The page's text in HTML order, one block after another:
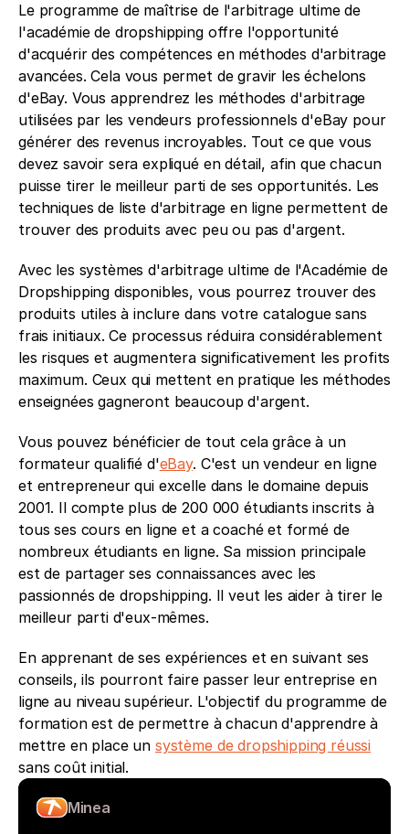
Le programme de maîtrise de l'arbitrage ultime de
l'académie de dropshipping offre l'opportunité
d'acquérir des compétences en méthodes d'arbitrage
avancées. Cela vous permet de gravir les échelons
d'eBay. Vous apprendrez les méthodes d'arbitrage
utilisées par les vendeurs professionnels d'eBay pour
générer des revenus incroyables. Tout ce que vous
devez savoir sera expliqué en détail, afin que chacun
puisse tirer le meilleur parti de ses opportunités. Les
techniques de liste d'arbitrage en ligne permettent de
trouver des produits avec peu ou pas d'argent.
Avec les systèmes d'arbitrage ultime de l'Académie de
Dropshipping disponibles, vous pourrez trouver des
produits utiles à inclure dans votre catalogue sans
frais initiaux. Ce processus réduira considérablement
les risques et augmentera significativement les profits
maximum. Ceux qui mettent en pratique les méthodes
enseignées gagneront beaucoup d'argent.
Vous pouvez bénéficier de tout cela grâce à un
formateur qualifié d'eBay. C'est un vendeur en ligne
et entrepreneur qui excelle dans le domaine depuis
2001. Il compte plus de 200 000 étudiants inscrits à
tous ses cours en ligne et a coaché et formé de
nombreux étudiants en ligne. Sa mission principale
est de partager ses connaissances avec les
passionnés de dropshipping. Il veut les aider à tirer le
meilleur parti d'eux-mêmes.
En apprenant de ses expériences et en suivant ses
conseils, ils pourront faire passer leur entreprise en
ligne au niveau supérieur. L'objectif du programme de
formation est de permettre à chacun d'apprendre à
mettre en place un système de dropshipping réussi
sans coût initial.
Minea